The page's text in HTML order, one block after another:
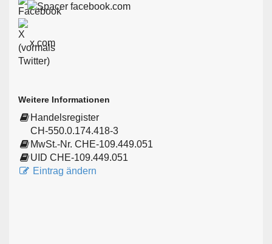
facebook.com
x.com
Weitere Informationen
Handelsregister
CH-550.0.174.418-3
MwSt.-Nr. CHE-109.449.051
UID CHE-109.449.051
Eintrag ändern